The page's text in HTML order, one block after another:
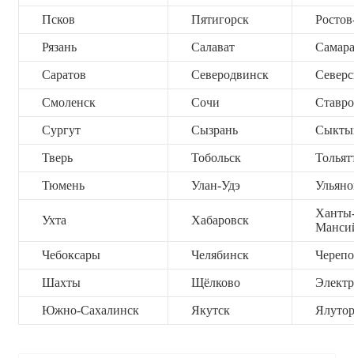
Псков Пятигорск
Рязань Салават Самара
Саратов Северодвинск
Смоленск Сочи
Сургут Сызрань
Тверь Тобольск
Тюмень Улан-Удэ
Ухта Хабаровск
Чебоксары Челябинск
Шахты Щёлково
Южно-Сахалинск Якутск